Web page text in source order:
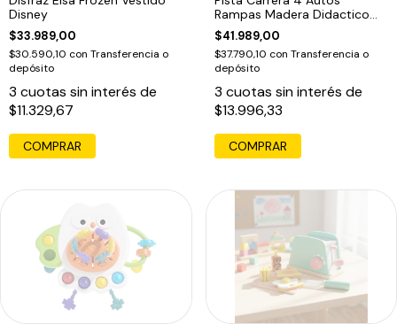
Disney
$33.989,00
$30.590,10 con Transferencia o
depósito
3 cuotas sin interés de
$11.329,67
COMPRAR
Rampas Madera Didactico
Acool Ac6653
$41.989,00
$37.790,10 con Transferencia o
depósito
3 cuotas sin interés de
$13.996,33
COMPRAR